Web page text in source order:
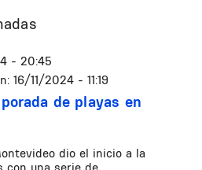
- 20:45
16/11/2024 - 11:19
de playas en
dio el inicio a la